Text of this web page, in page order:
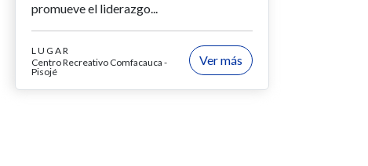
promueve el liderazgo...
LUGAR
Centro Recreativo Comfacauca -
Pisojé
Ver más